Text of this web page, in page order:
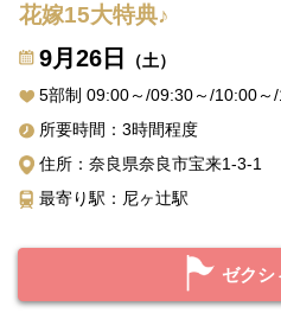
花嫁15大特典♪
9月26日
（土）
5部制 09:00～/09:30～/10:00～
所要時間：3時間程度
住所：奈良県奈良市宝来1-3-1
最寄り駅：尼ヶ辻駅
ゼクシ